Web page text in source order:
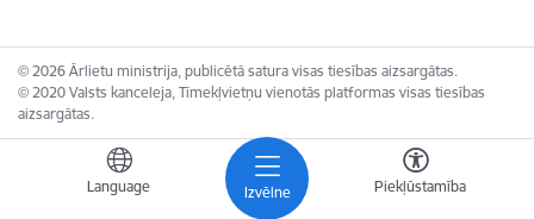
Izvēlne
Language Piekļūstamība
© 2026 Ārlietu ministrija, publicētā satura visas tiesības aizsargātas.
© 2020 Valsts kanceleja, Tīmekļvietņu vienotās platformas visas tiesības
aizsargātas.